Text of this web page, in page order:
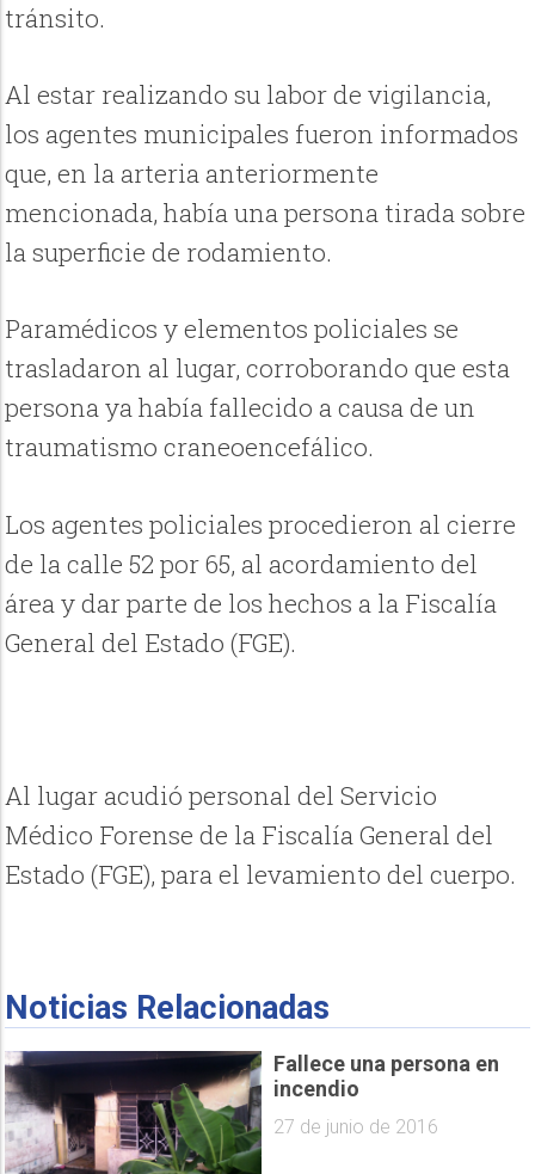
tránsito.
Al estar realizando su labor de vigilancia,
los agentes municipales fueron informados
que, en la arteria anteriormente
mencionada, había una persona tirada sobre
la superficie de rodamiento.
Paramédicos y elementos policiales se
trasladaron al lugar, corroborando que esta
persona ya había fallecido a causa de un
traumatismo craneoencefálico.
Los agentes policiales procedieron al cierre
de la calle 52 por 65, al acordamiento del
área y dar parte de los hechos a la Fiscalía
General del Estado (FGE).
Al lugar acudió personal del Servicio
Médico Forense de la Fiscalía General del
Estado (FGE), para el levamiento del cuerpo.
Noticias Relacionadas
Fallece una persona en
incendio
27 de junio de 2016